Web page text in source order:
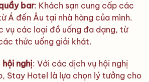
bar: Khách sạn cung cấp các
Á đến Âu tại nhà hàng của mình.
vụ các loại đồ uống đa dạng, từ
thức uống giải khát.
hội nghị: Với các dịch vụ hội nghị
Stay Hotel là lựa chọn lý tưởng cho